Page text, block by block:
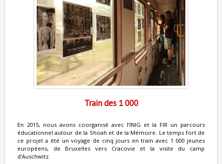
Train des 1 000
En 2015, nous avons coorganisé avec l’INIG et la FIR un parcours
éducationnel autour de la Shoah et de la Mémoire. Le temps fort de
ce projet a été un voyage de cinq jours en train avec 1 000 jeunes
européens, de Bruxelles vers Cracovie et la visite du camp
d’Auschwitz.